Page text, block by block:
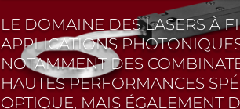
LE DOMAINE DES LASERS À
APPLICATIONS
NOTAMMENT DES
HAUTES PERFORMANCES
OPTIQUE, MAIS ÉGALEMENT